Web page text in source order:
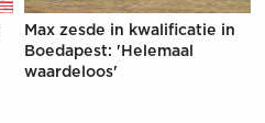
Max zesde in kwalificatie in
Boedapest: 'Helemaal
waardeloos'